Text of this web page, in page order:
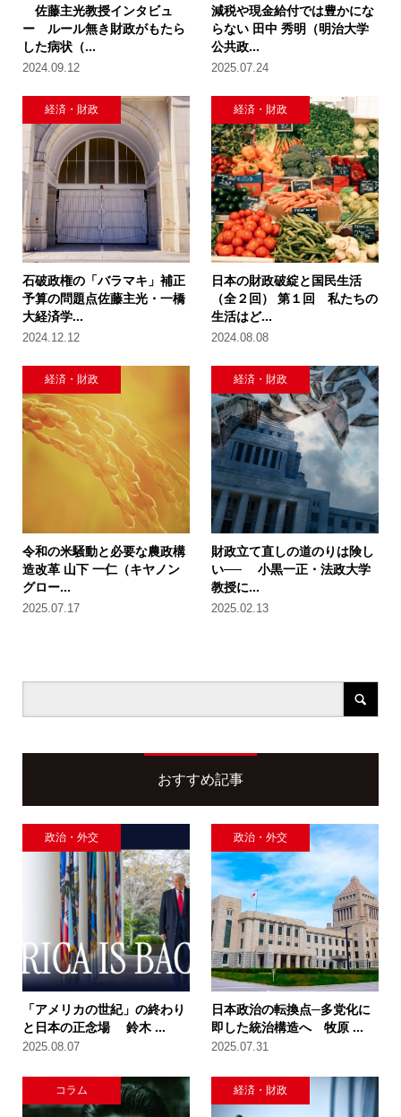
佐藤主光教授インタビュ
ー ルール無き財政がもたら
した病状（...
2024.09.12
減税や現金給付では豊かにな
らない 田中 秀明（明治大学
公共政...
2025.07.24
経済・財政
石破政権の「バラマキ」補正
予算の問題点佐藤主光・一橋
大経済学...
2024.12.12
経済・財政
日本の財政破綻と国民生活
（全２回） 第１回 私たちの
生活はど...
2024.08.08
経済・財政
令和の米騒動と必要な農政構
造改革 山下 一仁（キヤノン
グロー...
2025.07.17
経済・財政
財政立て直しの道のりは険し
い── 小黒一正・法政大学
教授に...
2025.02.13
おすすめ記事
政治・外交
「アメリカの世紀」の終わり
と日本の正念場 鈴木 ...
2025.08.07
政治・外交
日本政治の転換点─多党化に
即した統治構造へ 牧原 ...
2025.07.31
コラム 経済・財政